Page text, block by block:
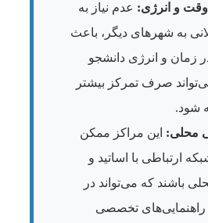
و انرژی: عدم نیاز به
به شهرهای دیگر، باعث
زمان و انرژی دانشجو
صرف تمرکز بیشتر
شود.
محلی: این مراکز ممکن
ارتباطی با اساتید و
باشند که می‌تواند در
راهنمایی‌های تخصصی